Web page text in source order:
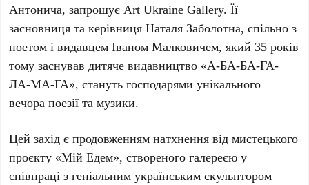
Антонича, запрошуєArt Ukraine Gallery. Її
засновниця та керівницяНаталя Заболотна, спільно з
поетом і видавцемІваном Малковичем, який35 років
тому заснував дитяче видавництво «А-БА-БА-ГА-
ЛА-МА-ГА», стануть господарями унікального
вечора поезії та музики.
Цей захід є продовженням натхнення від мистецького
проєкту «Мій Едем», створеного галереєю у
співпраці з геніальним українським скульптором